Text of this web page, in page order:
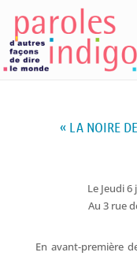
« LA NOIRE
Le Jeudi
Au 3 rue
En avant-première